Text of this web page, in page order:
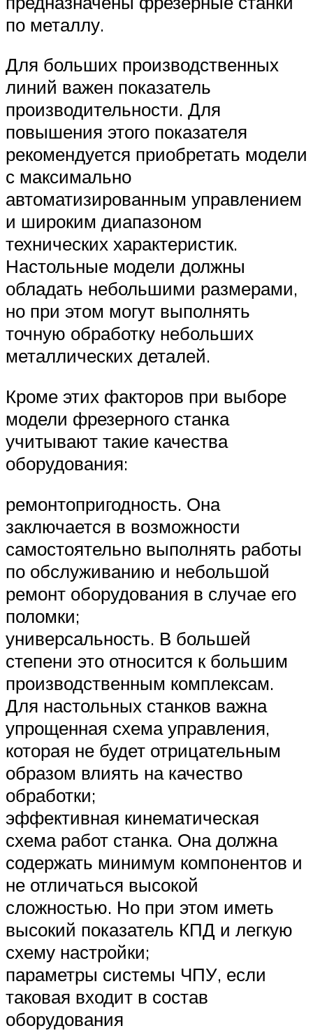
по металлу.
Для больших производственных
линий важен показатель
производительности. Для
повышения этого показателя
рекомендуется приобретать модели
с максимально
автоматизированным управлением
и широким диапазоном
технических характеристик.
Настольные модели должны
обладать небольшими размерами,
но при этом могут выполнять
точную обработку небольших
металлических деталей.
Кроме этих факторов при выборе
модели фрезерного станка
учитывают такие качества
оборудования:
ремонтопригодность. Она
заключается в возможности
самостоятельно выполнять работы
по обслуживанию и небольшой
ремонт оборудования в случае его
поломки;
универсальность. В большей
степени это относится к большим
производственным комплексам.
Для настольных станков важна
упрощенная схема управления,
которая не будет отрицательным
образом влиять на качество
обработки;
эффективная кинематическая
схема работ станка. Она должна
содержать минимум компонентов и
не отличаться высокой
сложностью. Но при этом иметь
высокий показатель КПД и легкую
схему настройки;
параметры системы ЧПУ, если
таковая входит в состав
оборудования